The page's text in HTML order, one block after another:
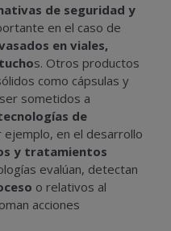
de seguridad y
en el caso de
en viales,
s. Otros productos
como cápsulas y
sometidos a
de
ejemplo, en el desarrollo
y tratamientos
evalúan, detectan
o relativos al
acciones